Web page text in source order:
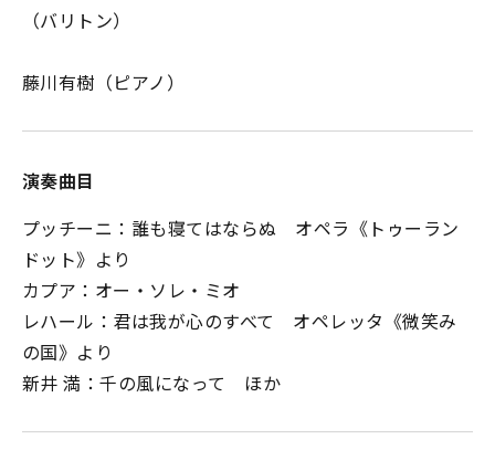
（バリトン）
藤川有樹（ピアノ）
演奏曲目
プッチーニ：誰も寝てはならぬ オペラ《トゥーラン
ドット》より
カプア：オー・ソレ・ミオ
レハール：君は我が心のすべて オペレッタ《微笑み
の国》より
新井 満：千の風になって ほか